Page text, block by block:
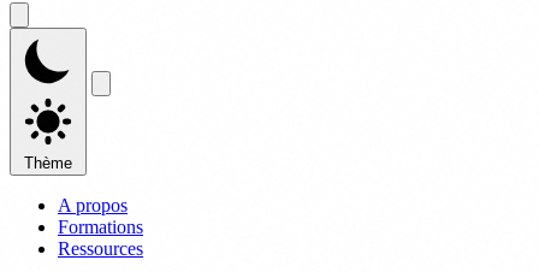
Thème
A propos
Formations
Ressources